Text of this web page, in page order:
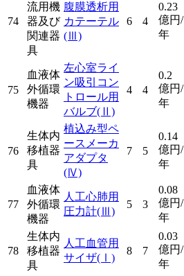
74
流用機
器及び
関連器
具
腹膜透析用
カテーテル
(Ⅲ)
6 4
0.23
億円/
年
75
血液体
外循環
機器
左心室ライ
ン吸引コン
トロール用
バルブ(Ⅱ)
4 4
0.2
億円/
年
76
生体内
移植器
具
植込み型ペ
ースメーカ
アダプタ
(Ⅳ)
7 5
0.14
億円/
年
77
血液体
外循環
機器
人工心肺用
圧力計(Ⅲ)
5 3
0.08
億円/
年
78
生体内
移植器
具
人工血管用
サイザ(Ⅰ)
8 7
0.03
億円/
年